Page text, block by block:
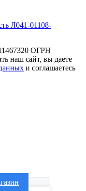
Л041-01108-
ОГРН
наш сайт, вы даете
и соглашаетесь